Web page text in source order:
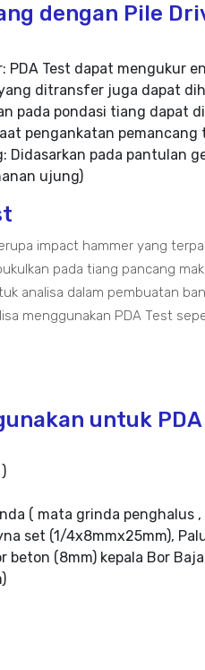
dengan Pile
PDA Test dapat mengukur
ditransfer juga dapat
pada pondasi tiang dapat
pengankatan pemancang
Didasarkan pada pantulan
ujung)
impact hammer yang
pada tiang pancang
analisa dalam pembuatan
menggunakan PDA Test
untuk PDA
( mata grinda penghalus
set (1/4x8mmx25mm),
beton (8mm) kepala Bor